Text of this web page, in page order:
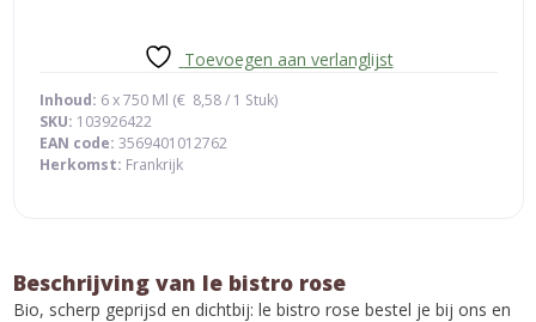
Toevoegen aan verlanglijst
Inhoud: 6 x 750 Ml (€ 8,58/ 1 Stuk)
SKU: 103926422
EAN code: 3569401012762
Herkomst: Frankrijk
Beschrijving van le bistro rose
Bio, scherp geprijsd en dichtbij: le bistro rose bestel je bij ons en